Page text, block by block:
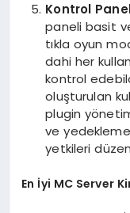
Kontrol
paneli basit
tıkla oyun
dahi her
kontrol
oluşturulan
plugin
ve
yetkileri
En İyi MC Server